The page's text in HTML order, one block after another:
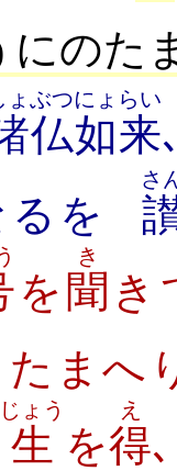
にのた
仏
ょぶつ
如来
にょらい
るを
さ
を 聞
き
き
たまへ
生
じょう
を得
え